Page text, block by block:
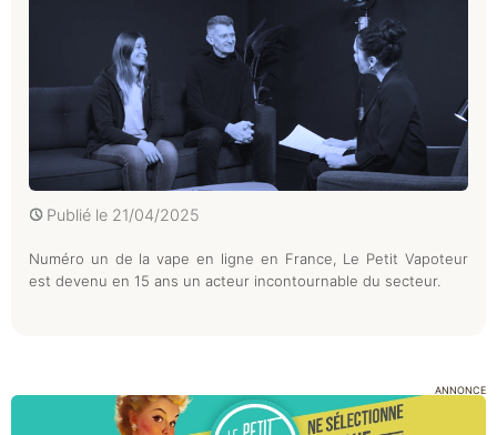
Publié le 21/04/2025
Numéro un de la vape en ligne en France, Le Petit Vapoteur
est devenu en 15 ans un acteur incontournable du secteur.
ANNONCE